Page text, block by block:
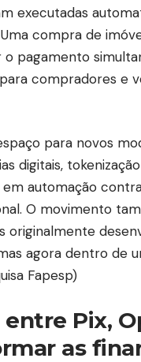
executadas
compra de
pagamento
compradores e
para novos
digitais,
automação
O movimento
agora dentro de
Fapesp)
Pix,
as